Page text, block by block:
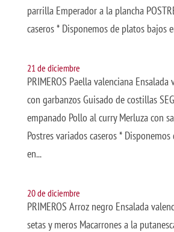
parrilla Emperador a la plancha
caseros * Disponemos de platos bajos
21 de diciembre
PRIMEROS Paella valenciana Ensalada
con garbanzos Guisado de costillas
empanado Pollo al curry Merluza con
Postres variados caseros *
en...
20 de diciembre
PRIMEROS Arroz negro Ensalada
setas y meros Macarrones a la